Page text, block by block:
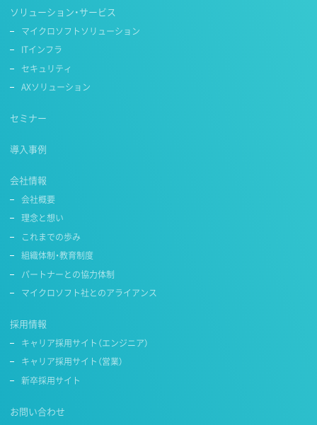
ソリューション・サービス
マイクロソフトソリューション
ITインフラ
セキュリティ
AXソリューション
セミナー
導入事例
会社情報
会社概要
理念と想い
これまでの歩み
組織体制・教育制度
パートナーとの協力体制
マイクロソフト社とのアライアンス
採用情報
キャリア採用サイト（エンジニア）
キャリア採用サイト（営業）
新卒採用サイト
お問い合わせ